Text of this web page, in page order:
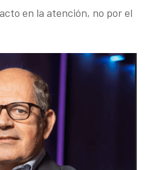
en la atención, no por el